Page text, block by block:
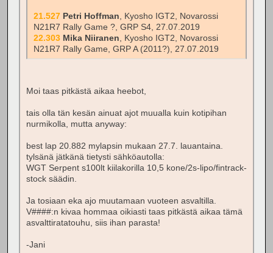
21.527 Petri Hoffman , Kyosho IGT2, Novarossi
N21R7 Rally Game ?, GRP S4, 27.07.2019
22.303 Mika Niiranen , Kyosho IGT2, Novarossi
N21R7 Rally Game, GRP A (2011?), 27.07.2019
Moi taas pitkästä aikaa heebot,
tais olla tän kesän ainuat ajot muualla kuin kotipihan
nurmikolla, mutta anyway:
best lap 20.882 mylapsin mukaan 27.7. lauantaina.
tylsänä jätkänä tietysti sähköautolla:
WGT Serpent s100lt kiilakorilla 10,5 kone/2s-lipo/fintrack-
stock säädin.
Ja tosiaan eka ajo muutamaan vuoteen asvaltilla.
V####:n kivaa hommaa oikiasti taas pitkästä aikaa tämä
asvalttiratatouhu, siis ihan parasta!
-Jani